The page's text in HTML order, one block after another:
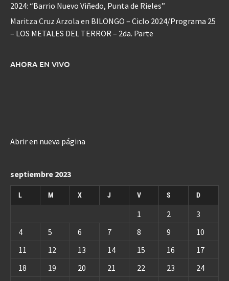
2024: “Barrio Nuevo Viñedo, Punta de Rieles”
Maritza Cruz Arzola en BILONGO – Ciclo 2024/Programa 25
– LOS METALES DEL TERROR – 2da. Parte
AHORA EN VIVO
Abrir en nueva página
septiembre 2023
L M X J V S D
1 2
3
4
5 6 7 8 9
10
11
12 13 14 15 16
17
18
19 20 21 22 23
24